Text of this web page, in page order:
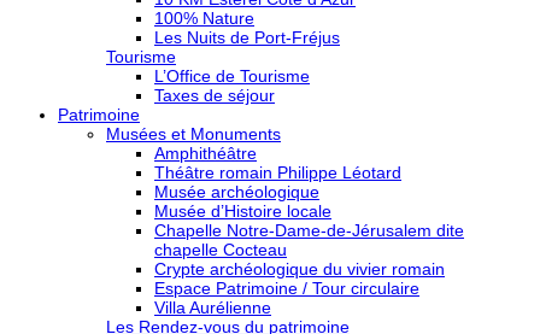
100% Nature
Les Nuits de Port-Fréjus
Tourisme
L’Office de Tourisme
Taxes de séjour
Patrimoine
Musées et Monuments
Amphithéâtre
Théâtre romain Philippe Léotard
Musée archéologique
Musée d’Histoire locale
Chapelle Notre-Dame-de-Jérusalem dite
chapelle Cocteau
Crypte archéologique du vivier romain
Espace Patrimoine / Tour circulaire
Villa Aurélienne
Les Rendez-vous du patrimoine